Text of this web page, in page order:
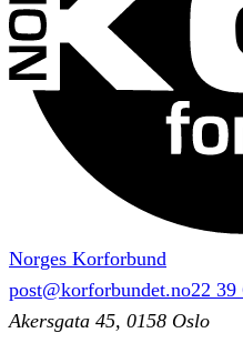
Norges Korforbund
post@korforbundet.no22 39
Akersgata 45, 0158 Oslo